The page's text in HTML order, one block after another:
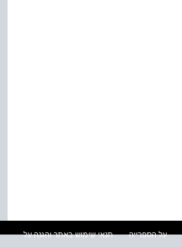
על הספרייה
תנאי שימוש באתר והגנה על